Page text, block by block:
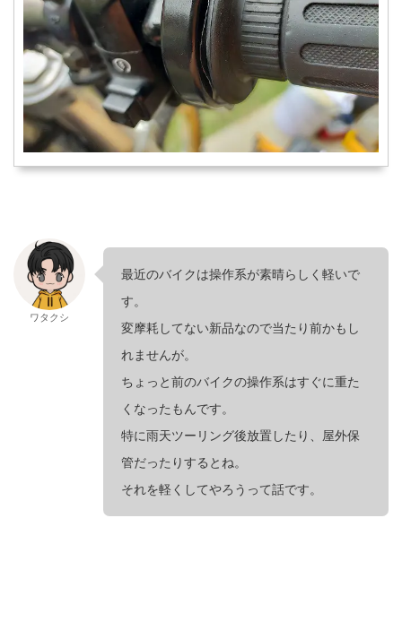
ワタクシ
最近のバイクは操作系が素晴らしく軽いで
す。
変摩耗してない新品なので当たり前かもし
れませんが。
ちょっと前のバイクの操作系はすぐに重た
くなったもんです。
特に雨天ツーリング後放置したり、屋外保
管だったりするとね。
それを軽くしてやろうって話です。